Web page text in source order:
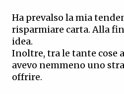
Ha prevalso la mia
risparmiare carta. Alla
idea.
Inoltre, tra le tante cose
avevo nemmeno uno
offrire.